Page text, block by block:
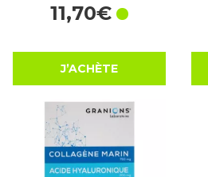
11,70€
J’ACHÈTE